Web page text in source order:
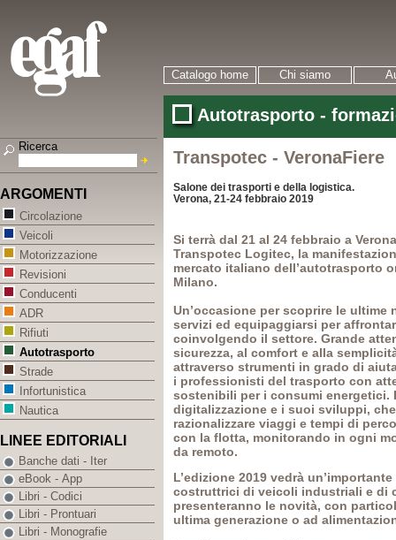
Catalogo home Chi siamo
Autotrasporto -
Transpotec - VeronaFiere
Salone dei trasporti e della logistica.
Verona, 21-24 febbraio 2019
Si terrà dal 21 al 24 febbraio a
Transpotec Logitec, la
mercato italiano dell’autotrasporto
Milano.
Un’occasione per scoprire le ultime
servizi ed equipaggiarsi per
coinvolgendo il settore. Grande
sicurezza, al comfort e alla
attraverso strumenti in grado di
i professionisti del trasporto con
sostenibili per i consumi energetici.
digitalizzazione e i suoi sviluppi,
razionalizzare viaggi e tempi di
con la flotta, monitorando in ogni
da remoto.
L’edizione 2019 vedrà
costruttrici di veicoli industriali e di
presenteranno le novità, con
ultima generazione o ad
Ricerca
ARGOMENTI
Circolazione
Veicoli
Motorizzazione
Revisioni
Conducenti
ADR
Rifiuti
Autotrasporto
Strade
Infortunistica
Nautica
LINEE EDITORIALI
Banche dati - Iter
eBook - App
Libri - Codici
Libri - Prontuari
Libri - Monografie